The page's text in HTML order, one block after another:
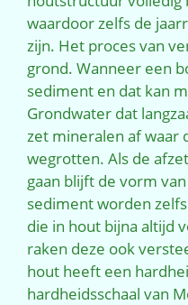
waardoor zelfs de
zijn. Het proces van
grond. Wanneer een
sediment en dat kan
Grondwater dat
zet mineralen af waar
wegrotten. Als de
gaan blijft de vorm
sediment worden
die in hout bijna altijd
raken deze ook
hout heeft een
hardheidsschaal van